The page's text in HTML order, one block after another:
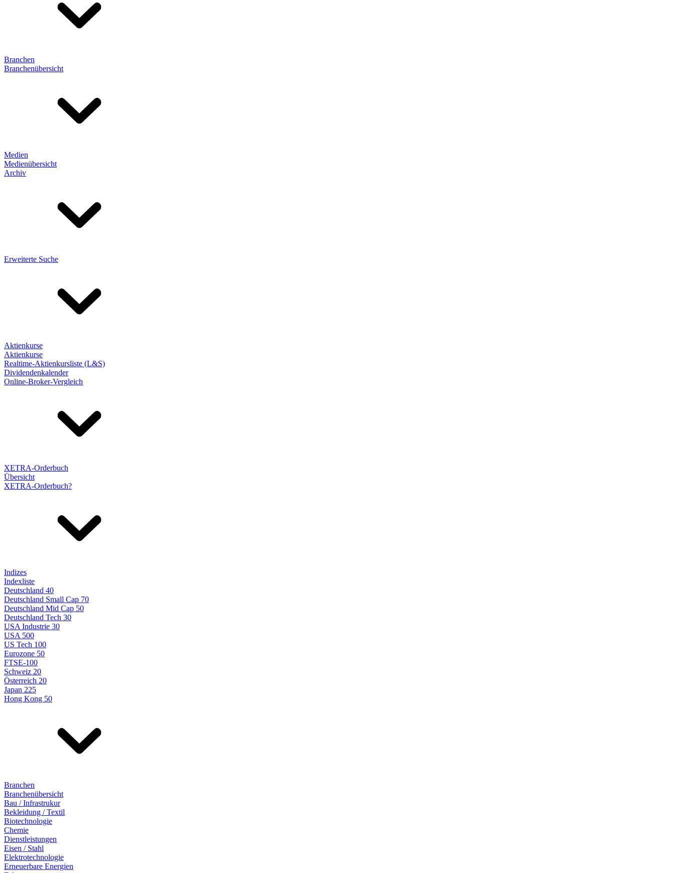
Branchen
Branchenübersicht
Medien
Medienübersicht
Archiv
Erweiterte Suche
Aktienkurse
Aktienkurse
Realtime-Aktienkursliste (L&S)
Dividendenkalender
Online-Broker-Vergleich
XETRA-Orderbuch
Übersicht
XETRA-Orderbuch?
Indizes
Indexliste
Deutschland 40
Deutschland Small Cap 70
Deutschland Mid Cap 50
Deutschland Tech 30
USA Industrie 30
USA 500
US Tech 100
Eurozone 50
FTSE-100
Schweiz 20
Österreich 20
Japan 225
Hong Kong 50
Branchen
Branchenübersicht
Bau / Infrastrukur
Bekleidung / Textil
Biotechnologie
Chemie
Dienstleistungen
Eisen / Stahl
Elektrotechnologie
Erneuerbare Energien